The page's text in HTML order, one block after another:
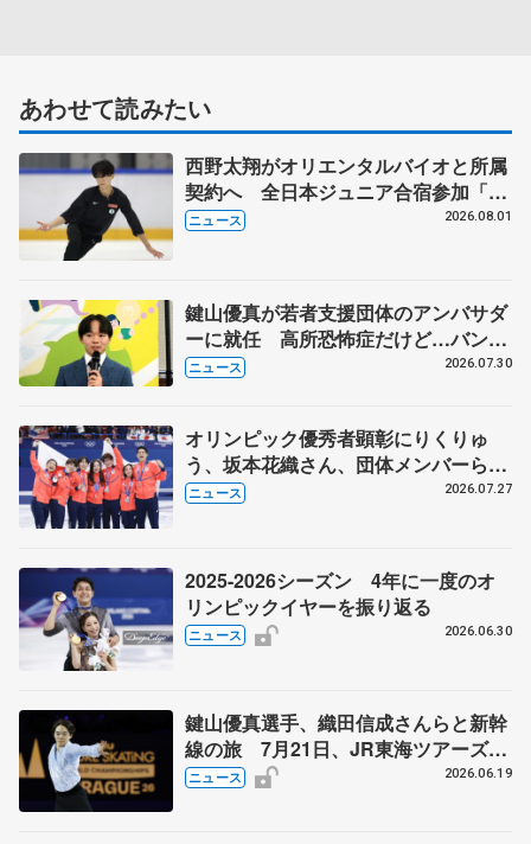
あわせて読みたい
西野太翔がオリエンタルバイオと所属
契約へ 全日本ジュニア合宿参加「結
果残していかないと」 講師はジェー
ニュース 2026.08.01
鍵山優真が若者支援団体のアンバサダ
ーに就任 高所恐怖症だけど…バンジ
ージャンプに挑戦も？
ニュース 2026.07.30
オリンピック優秀者顕彰にりくりゅ
う、坂本花織さん、団体メンバーら
8月7日に文科省が表彰式、ブルーノ・
ニュース 2026.07.27
2025-2026シーズン 4年に一度のオ
リンピックイヤーを振り返る
ニュース 2026.06.30
鍵山優真選手、織田信成さんらと新幹
線の旅 7月21日、JR東海ツアーズが
「THE REVUE ON SHINKANSEN」
ニュース 2026.06.19